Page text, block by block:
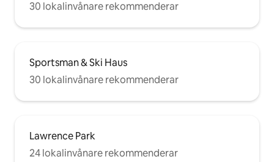
30 lokalinvånare rekommenderar
Sportsman & Ski Haus
30 lokalinvånare rekommenderar
Lawrence Park
24 lokalinvånare rekommenderar